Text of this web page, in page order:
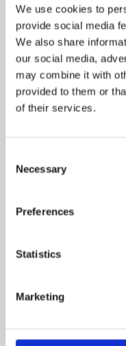
We use cookies to
provide social media
We also share
our social media,
may combine it with
provided to them or
of their services.
Selection
Necessary
Preferences
Statistics
Marketing
Kontrakten på Søværnets
minelægningsfartøjer er
Danmark, der består af
årsregnskab for 2025
𝐏𝐫𝐞𝐬𝐬𝐞𝐦𝐞𝐝𝐝𝐞𝐥𝐞𝐥𝐬𝐞: